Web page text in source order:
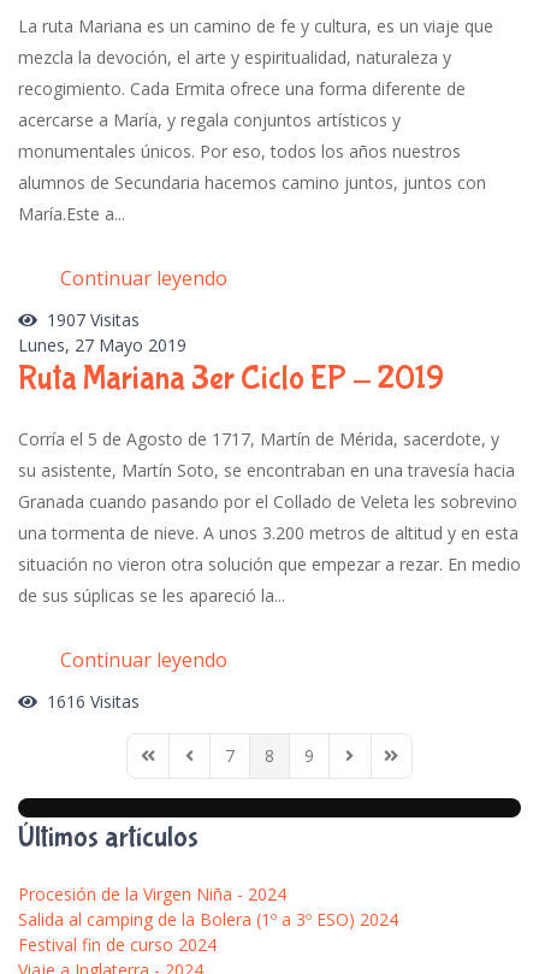
La ruta Mariana es un camino de fe y cultura, es un viaje que
mezcla la devoción, el arte y espiritualidad, naturaleza y
recogimiento. Cada Ermita ofrece una forma diferente de
acercarse a María, y regala conjuntos artísticos y
monumentales únicos. Por eso, todos los años nuestros
alumnos de Secundaria hacemos camino juntos, juntos con
María.Este a...
Continuar leyendo
1907 Visitas
Lunes, 27 Mayo 2019
Ruta Mariana 3er Ciclo EP - 2019
Corría el 5 de Agosto de 1717, Martín de Mérida, sacerdote, y
su asistente, Martín Soto, se encontraban en una travesía hacia
Granada cuando pasando por el Collado de Veleta les sobrevino
una tormenta de nieve. A unos 3.200 metros de altitud y en esta
situación no vieron otra solución que empezar a rezar. En medio
de sus súplicas se les apareció la...
Continuar leyendo
1616 Visitas
First PagePrevious Page
7 8 9 Next PageLast Page
Últimos artículos
Procesión de la Virgen Niña - 2024
Salida al camping de la Bolera (1º a 3º ESO) 2024
Festival fin de curso 2024